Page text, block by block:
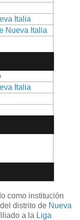
Italia
Nueva Italia
Italia
como institución
distrito de Nueva
a la Liga